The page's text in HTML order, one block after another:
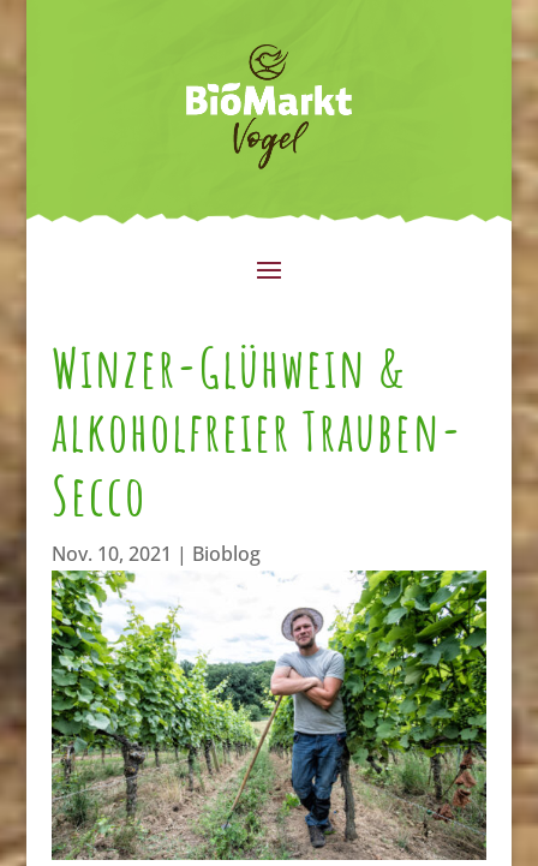
Winzer-Glühwein &
alkoholfreier Trauben-
Secco
Nov. 10, 2021 | Bioblog